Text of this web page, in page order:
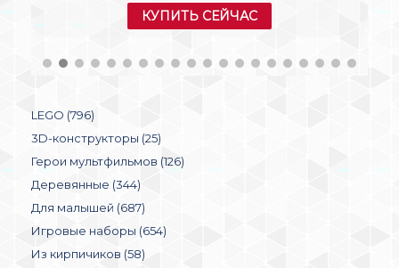
КУПИТЬ СЕЙЧАС
LEGO (796)
3D-конструкторы (25)
Герои мультфильмов (126)
Деревянные (344)
Для малышей (687)
Игровые наборы (654)
Из кирпичиков (58)